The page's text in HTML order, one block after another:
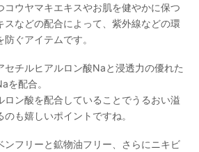
コウヤマキエキスやお肌を健やかに保つ
スなどの配合によって、紫外線などの環
ぐアイテムです。
セチルヒアルロン酸Naと浸透力の優れた
を配合。
ロン酸を配合していることでうるおい溢
も嬉しいポイントですね。
ンフリーと鉱物油フリー、さらにニキビ